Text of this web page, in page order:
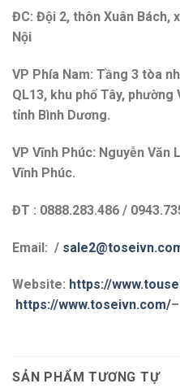
ĐC: Đội 2, thôn Xuân Bách,
Nội
VP Phía Nam: Tầng 3 tòa
QL13, khu phố Tây,
tỉnh Bình Dương.
VP Vĩnh Phúc: Nguyễn Văn
Vĩnh Phúc.
ĐT : 0888.283.486 /
Email: /
Website: https://
https://www.toseivn.com/–
SẢN PHẨM TƯƠNG TỰ